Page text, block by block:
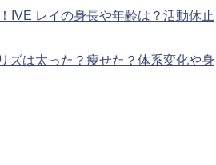
IVE レイの身長や年齢は？活動休止
ズは太った？痩せた？体系変化や身